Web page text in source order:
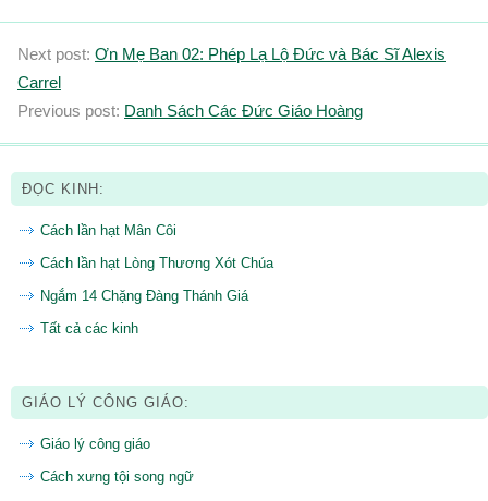
Next post: Ơn Mẹ Ban 02: Phép Lạ Lộ Đức và Bác Sĩ Alexis
Carrel
Previous post: Danh Sách Các Đức Giáo Hoàng
ĐỌC KINH:
Cách lần hạt Mân Côi
Cách lần hạt Lòng Thương Xót Chúa
Ngắm 14 Chặng Đàng Thánh Giá
Tất cả các kinh
GIÁO LÝ CÔNG GIÁO:
Giáo lý công giáo
Cách xưng tội song ngữ